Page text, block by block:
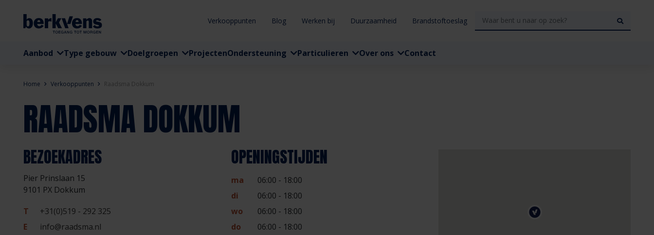
Verkooppunten Blog Werken bij Duurzaamheid Brandstoftoeslag
Aanbod Type gebouw Doelgroepen ProjectenOndersteuning Particulieren Over ons Contact
Home Verkooppunten Raadsma Dokkum
RAADSMA DOKKUM
BEZOEKADRES
Pier Prinslaan 15
9101 PX Dokkum
T
+31(0)519 - 292 325
E
info@raadsma.nl
OPENINGSTIJDEN
ma
06:00 - 18:00
di
06:00 - 18:00
wo
06:00 - 18:00
do
06:00 - 18:00